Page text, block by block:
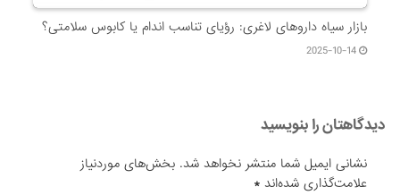
بازار سیاه داروهای لاغری: رؤیای تناسب اندام یا کابوس سلامتی؟
2025-10-14
دیدگاهتان را بنویسید
نشانی ایمیل شما منتشر نخواهد شد. بخش‌های موردنیاز
علامت‌گذاری شده‌اند*